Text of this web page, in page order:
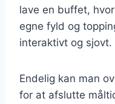
lave en buffet,
egne fyld og
interaktivt og sjovt.
Endelig kan man
for at afslutte